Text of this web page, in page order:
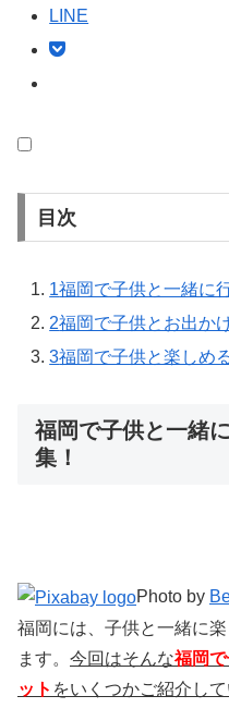
LINE
目次
1福岡で子供と一緒に
2福岡で子供とお出か
3福岡で子供と楽しめ
福岡で子供と一緒
集！
Photo by
福岡には、子供と一緒に
ます。 今回はそんな福岡
ット をいくつかご紹介し